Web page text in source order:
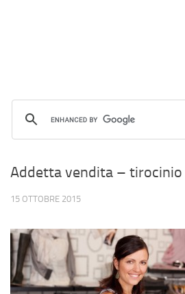
Addetta vendita – tirocinio
15 OTTOBRE 2015